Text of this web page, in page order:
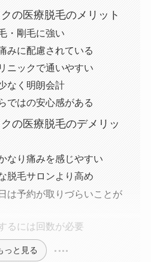
の医療脱毛のメリット
・剛毛に強い
みに配慮されている
ニックで通いやすい
なく明朗会計
ではの安心感がある
の医療脱毛のデメリッ
なり痛みを感じやすい
脱毛サロンより高め
は予約が取りづらいことが
るには回数が必要
っと見る